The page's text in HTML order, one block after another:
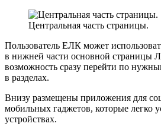
Центральная часть страницы.
Пользователь ЕЛК может
в нижней части основной страницы
возможность сразу перейти по
в разделах.
Внизу размещены приложения для
мобильных гаджетов, которые легко
устройствах.